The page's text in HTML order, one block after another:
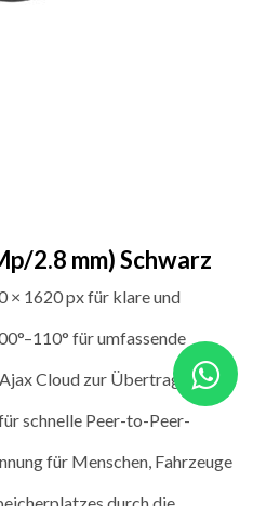
2.8 mm) Schwarz
× 1620 px für klare und
für umfassende
Cloud zur Übertragung
schnelle Peer-to-Peer-
für Menschen, Fahrzeuge